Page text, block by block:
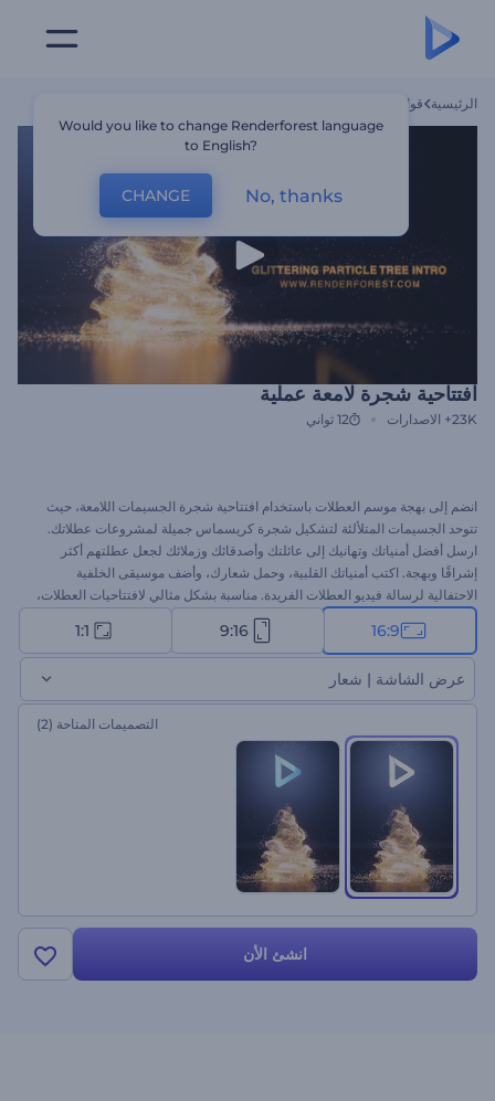
الرئيسية قوالب
افتتاحية شجرة لامعة عملية
23K+ الاصدارات 12 ثواني
انضم إلى بهجة موسم العطلات باستخدام افتتاحية شجرة الجسيمات اللامعة، حيث
تتوحد الجسيمات المتلألئة لتشكيل شجرة كريسماس جميلة لمشروعات عطلاتك.
ارسل أفضل أمنياتك وتهانيك إلى عائلتك وأصدقائك وزملائك لجعل عطلتهم أكثر
إشراقًا وبهجة. اكتب أمنياتك القلبية، وحمل شعارك، وأضف موسيقى الخلفية
الاحتفالية لرسالة فيديو العطلات الفريدة. مناسبة بشكل مثالي لافتتاحيات العطلات،
وتهاني الفيديو، ودعوات حفلات الكريسماس، وغيرها الكثير من المشروعات. جرب
16:9
9:16
1:1
عرض الشاشة | شعار
التصميمات المتاحة (2)
انشئ الأن
Would you like to change Renderforest language
to English?
CHANGE No, thanks